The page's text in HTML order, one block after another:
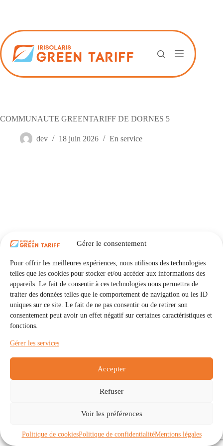
Gérer le consentement
Pour offrir les meilleures expériences, nous utilisons des technologies
telles que les cookies pour stocker et/ou accéder aux informations des
appareils. Le fait de consentir à ces technologies nous permettra de
traiter des données telles que le comportement de navigation ou les ID
uniques sur ce site. Le fait de ne pas consentir ou de retirer son
consentement peut avoir un effet négatif sur certaines caractéristiques et
fonctions.
Gérer les services
Accepter
Refuser
Voir les préférences
Politique de cookiesPolitique de confidentialitéMentions légales
COMMUNAUTE GREENTARIFF DE DORNES 5
dev 18 juin 2026 En service
Communautés
À propos
Politique de cookies (UE)